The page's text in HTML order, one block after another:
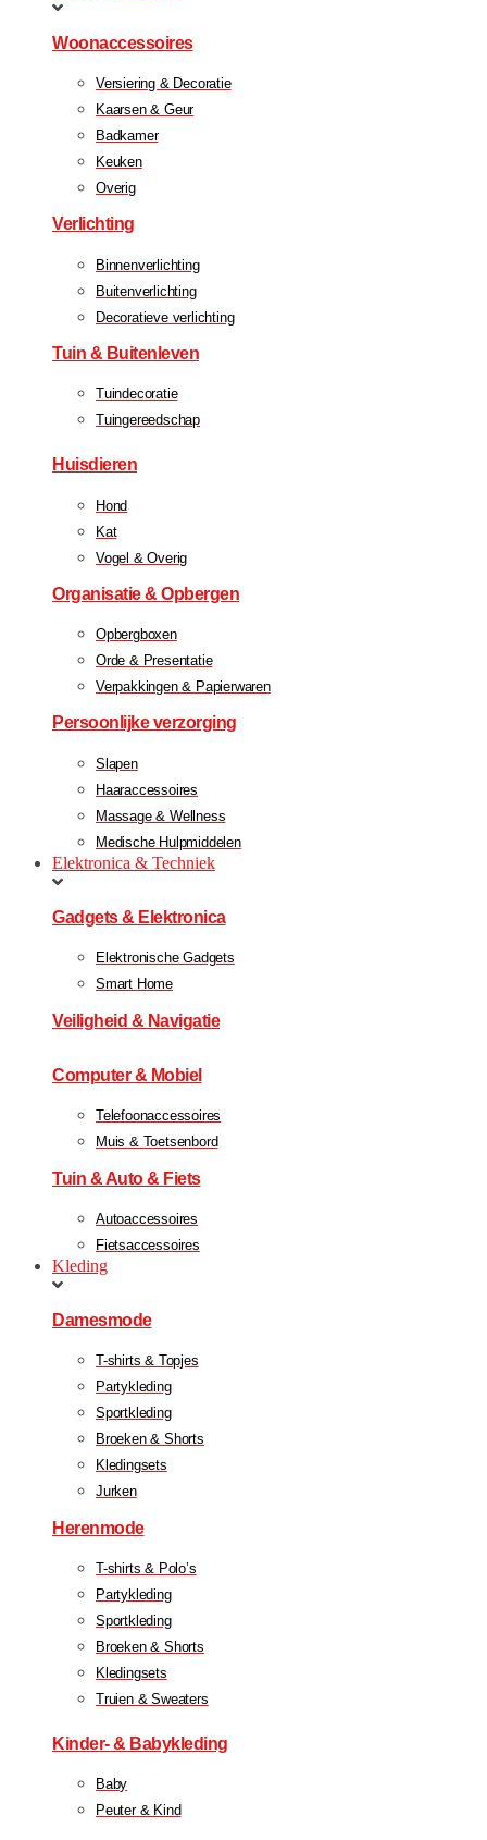
Woonaccessoires
Versiering & Decoratie
Kaarsen & Geur
Badkamer
Keuken
Overig
Verlichting
Binnenverlichting
Buitenverlichting
Decoratieve verlichting
Tuin & Buitenleven
Tuindecoratie
Tuingereedschap
Huisdieren
Hond
Kat
Vogel & Overig
Organisatie & Opbergen
Opbergboxen
Orde & Presentatie
Verpakkingen & Papierwaren
Persoonlijke verzorging
Slapen
Haaraccessoires
Massage & Wellness
Medische Hulpmiddelen
Elektronica & Techniek
Gadgets & Elektronica
Elektronische Gadgets
Smart Home
Veiligheid & Navigatie
Computer & Mobiel
Telefoonaccessoires
Muis & Toetsenbord
Tuin & Auto & Fiets
Autoaccessoires
Fietsaccessoires
Kleding
Damesmode
T-shirts & Topjes
Partykleding
Sportkleding
Broeken & Shorts
Kledingsets
Jurken
Herenmode
T-shirts & Polo’s
Partykleding
Sportkleding
Broeken & Shorts
Kledingsets
Truien & Sweaters
Kinder- & Babykleding
Baby
Peuter & Kind